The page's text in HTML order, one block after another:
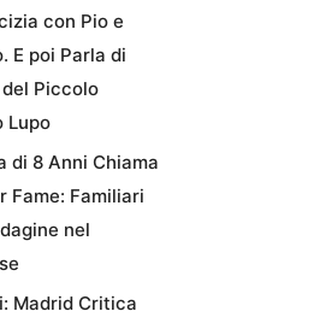
con Pio e
E poi Parla di
Piccolo
Lupo
di 8 Anni Chiama
Fame: Familiari
nel
Madrid Critica